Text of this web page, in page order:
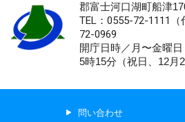
郡富士河口湖町船津
TEL：0555-72-1111
72-0969
開庁日時／月〜金曜
5時15分（祝日、12月
問い合わせ